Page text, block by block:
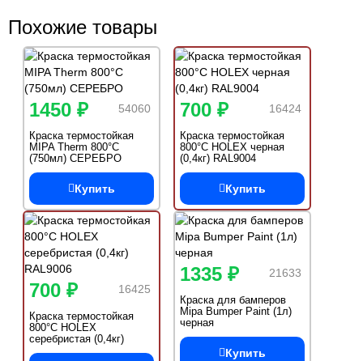
Похожие товары
54060
1450 ₽
Краска термостойкая
MIPA Therm 800°С
(750мл) СЕРЕБРО
Купить
16424
700 ₽
Краска термостойкая
800°С HOLEX черная
(0,4кг) RAL9004
Купить
16425
700 ₽
Краска термостойкая
800°С HOLEX
серебристая (0,4кг)
RAL9006
21633
1335 ₽
Краска для бамперов
Mipa Bumper Paint (1л)
черная
Купить